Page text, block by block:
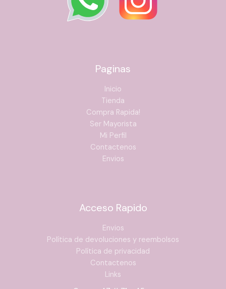
Paginas
Inicio
Tienda
Compra Rapida!
Ser Mayorista
Mi Perfil
Contactenos
Envios
Acceso Rapido
Envios
Política de devoluciones y reembolsos
Política de privacidad
Contactenos
Links